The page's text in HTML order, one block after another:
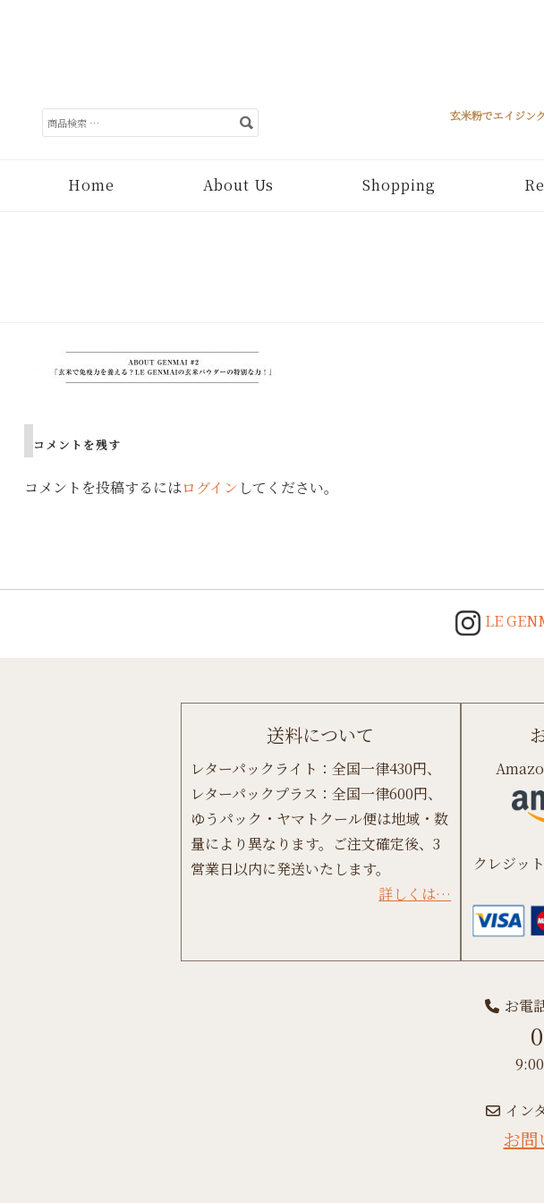
検
索
玄米粉でエイジン
Home About Us Shopping
コメントを残す
コメントを投稿するにはログイン してください。
LE
送料について
レターパックライト：全国一律430円、
レターパックプラス：全国一律600円、
ゆうパック・ヤマトクール便は地域・数
量により異なります。ご注文確定後、3
営業日以内に発送いたします。
詳しくは…
クレジッ
お電
イン
お